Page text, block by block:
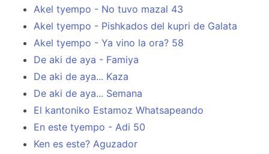
Akel tyempo - No tuvo mazal 43
Akel tyempo - Pishkados del kupri de Galata
Akel tyempo - Ya vino la ora? 58
De aki de aya - Famiya
De aki de aya... Kaza
De aki de aya... Semana
El kantoniko Estamoz Whatsapeando
En este tyempo - Adi 50
Ken es este? Aguzador